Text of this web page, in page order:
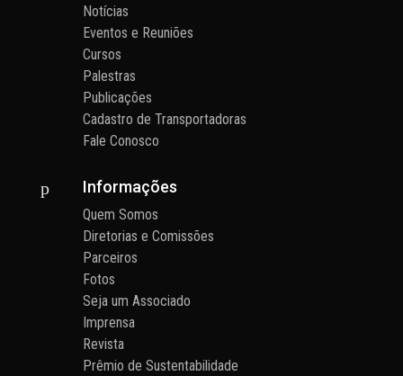
Notícias
Eventos e Reuniões
Cursos
Palestras
Publicações
Cadastro de Transportadoras
Fale Conosco
p Informações
Quem Somos
Diretorias e Comissões
Parceiros
Fotos
Seja um Associado
Imprensa
Revista
Prêmio de Sustentabilidade